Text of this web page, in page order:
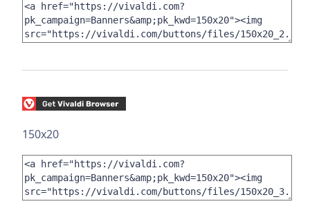
150x20